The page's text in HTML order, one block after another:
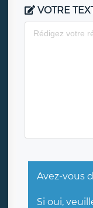
VOTRE
Avez-vous
Si oui,